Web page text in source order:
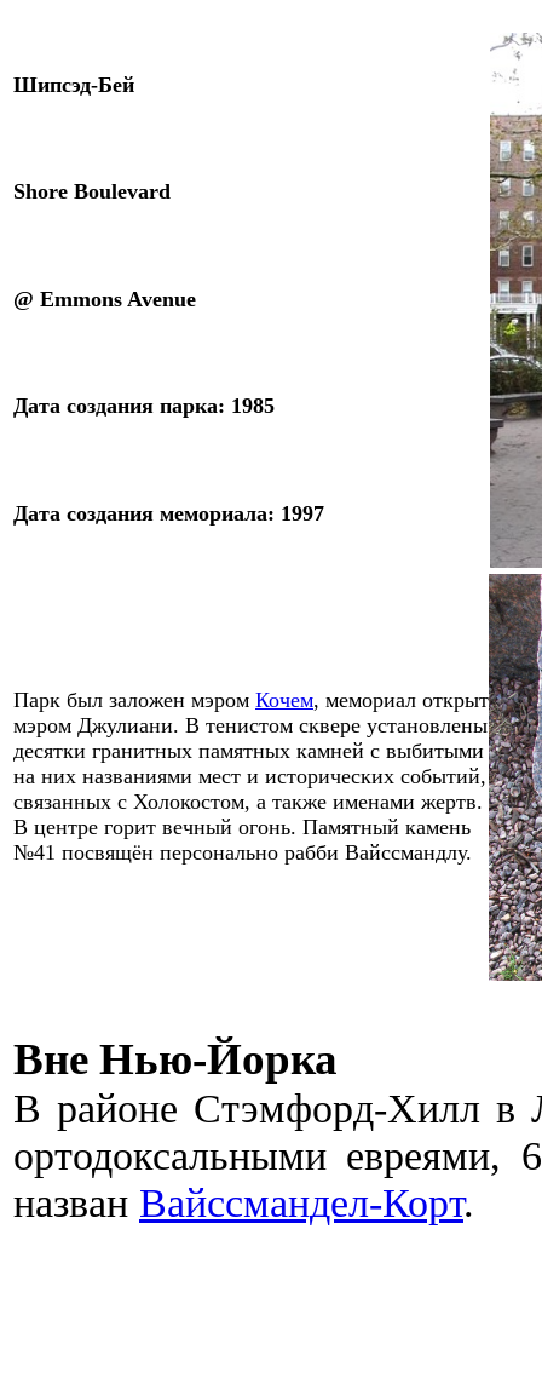
Шипсэд-Бей
Shore Boulevard
@ Emmons Avenue
Дата создания парка: 1985
Дата создания мемориала: 1997
Парк был заложен мэром Кочем, мемориал открыт
мэром Джулиани. В тенистом сквере установлены
десятки гранитных памятных камней с выбитыми
на них названиями мест и исторических событий,
связанных с Холокостом, а также именами жертв.
В центре горит вечный огонь. Памятный камень
№41 посвящён персонально рабби Вайссмандлу.
Вне Нью-Йорка
В районе Стэмфорд-Хилл в
ортодоксальными евреями,
назван Вайссмандел-Корт.